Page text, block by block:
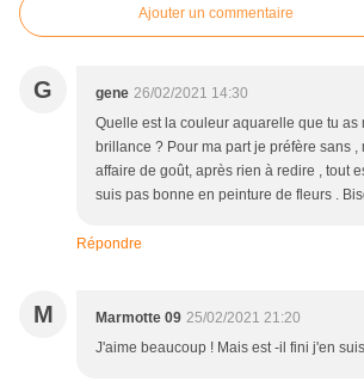
Ajouter un commentaire
G gene 26/02/2021 14:30
Quelle est la couleur aquarelle que tu as
brillance ? Pour ma part je préfère sans ,
affaire de goût, après rien à redire , tout
suis pas bonne en peinture de fleurs .
Répondre
M Marmotte 09 25/02/2021 21:20
J'aime beaucoup ! Mais est -il fini j'en